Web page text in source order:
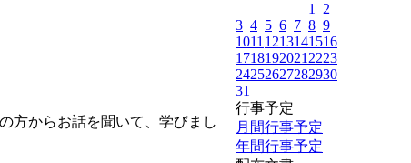
方からお話を聞いて、学びまし
1
2
3 4 5 6 7 8 9
1011 1213141516
1718192021 2223
24252627282930
31
行事予定
月間行事予定
年間行事予定